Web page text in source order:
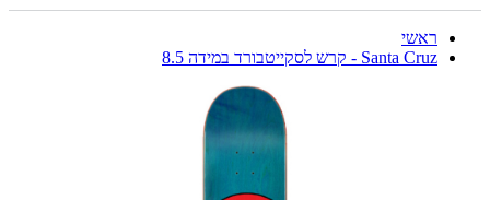
ראשי
Santa Cruz - קרש לסקייטבורד במידה 8.5